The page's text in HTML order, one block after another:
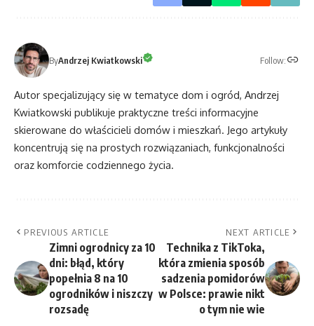
ByAndrzej Kwiatkowski Follow:
Autor specjalizujący się w tematyce dom i ogród, Andrzej
Kwiatkowski publikuje praktyczne treści informacyjne
skierowane do właścicieli domów i mieszkań. Jego artykuły
koncentrują się na prostych rozwiązaniach, funkcjonalności
oraz komforcie codziennego życia.
PREVIOUS ARTICLE
Zimni ogrodnicy za 10
dni: błąd, który
popełnia 8 na 10
ogrodników i niszczy
rozsadę
NEXT ARTICLE
Technika z TikToka,
która zmienia sposób
sadzenia pomidorów
w Polsce: prawie nikt
o tym nie wie